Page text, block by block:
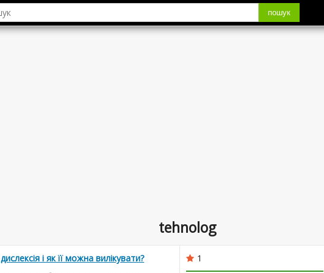
пошук
tehnolog
і як її можна вилікувати? 1